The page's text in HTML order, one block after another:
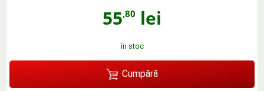
55,80 lei
în stoc
Cumpără